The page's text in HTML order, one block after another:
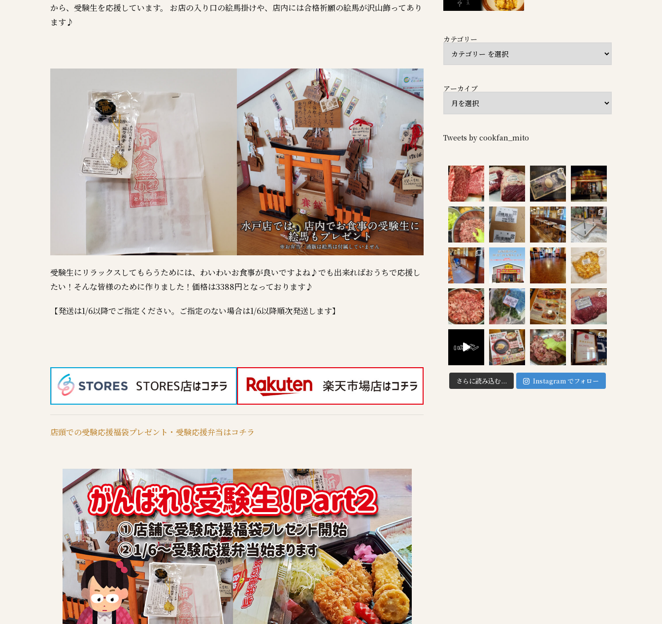
から、受験生を応援しています。 お店の入り口の絵馬掛けや、店内には合格祈願の絵馬が沢山飾ってあり
ます♪
受験生にリラックスしてもらうためには、わいわいお食事が良いですよね♪でも出来ればおうちで応援し
たい！そんな皆様のために作りました！価格は3388円となっております♪
【発送は1/6以降でご指定ください。ご指定のない場合は1/6以降順次発送します】
店頭での受験応援福袋プレゼント・受験応援弁当はコチラ
カテゴリー
アーカイブ
Tweets by cookfan_mito
さらに読み込む... Instagram でフォロー